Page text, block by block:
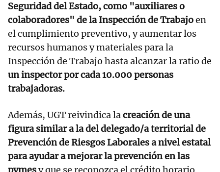
Seguridad del Estado, como "auxiliares o
colaboradores" de la Inspección de Trabajoen
el cumplimiento preventivo, y aumentar los
recursos humanos y materiales para la
Inspección de Trabajo hasta alcanzar la ratio de
un inspector por cada 10.000 personas
trabajadoras.
Además, UGT reivindica lacreación de una
figura similar a la del delegado/a territorial de
Prevención de Riesgos Laborales a nivel estatal
para ayudar a mejorar la prevención en las